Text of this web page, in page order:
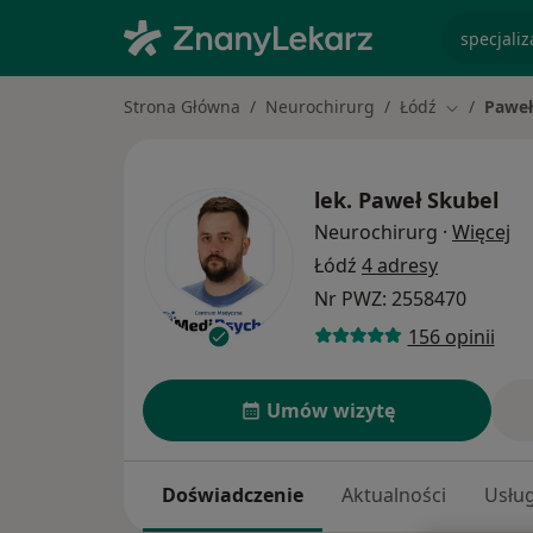
Strona Główna Neurochirurg Łódź Zmień
lek. Paweł Skubel
Neurochirurg · Więcej
Łódź 4 adresy
Nr PWZ: 2558470
156 opinii
Umów wizytę
Doświadczenie Aktualności